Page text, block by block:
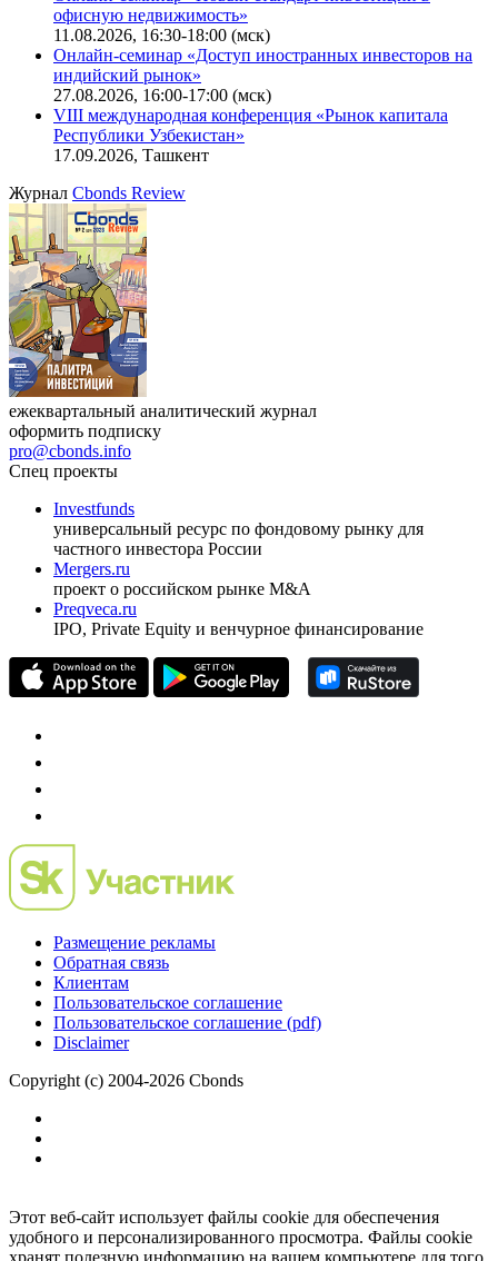
офисную недвижимость»
11.08.2026, 16:30-18:00 (мск)
Онлайн-семинар «Доступ иностранных инвесторов на
индийский рынок»
27.08.2026, 16:00-17:00 (мск)
VIII международная конференция «Рынок капитала
Республики Узбекистан»
17.09.2026, Ташкент
Журнал Cbonds Review
ежеквартальный аналитический журнал
оформить подписку
pro@cbonds.info
Спец проекты
Investfunds
универсальный ресурс по фондовому рынку для
частного инвестора России
Mergers.ru
проект о российском рынке M&A
Preqveca.ru
IPO, Private Equity и венчурное финансирование
Размещение рекламы
Обратная связь
Клиентам
Пользовательское соглашение
Пользовательское соглашение (pdf)
Disclaimer
Copyright (c) 2004-2026 Cbonds
Этот веб-сайт использует файлы cookie для обеспечения
удобного и персонализированного просмотра. Файлы cookie
хранят полезную информацию на вашем компьютере для того,